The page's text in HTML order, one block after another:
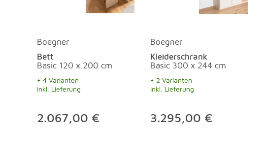
Boegner
Bett
Basic 120 x 200 cm
+ 4 Varianten
inkl. Lieferung
2.067,00 €
Boegner
Kleiderschrank
Basic 300 x 244 cm
+ 2 Varianten
inkl. Lieferung
3.295,00 €